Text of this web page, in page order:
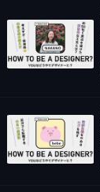
44:18
40:08